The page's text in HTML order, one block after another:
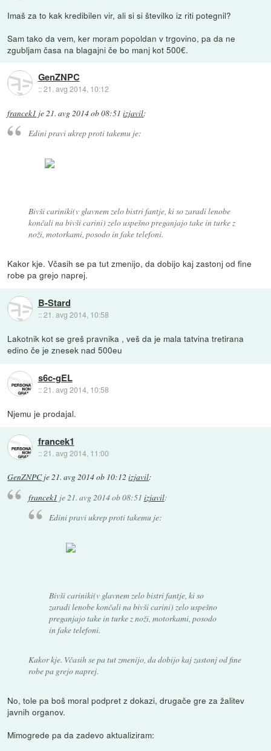
Imaš za to kak kredibilen vir, ali si si številko iz riti potegnil?
Sam tako da vem, ker moram popoldan v trgovino, pa da ne
zgubljam časa na blagajni če bo manj kot 500€.
GenZNPC
::21. avg 2014, 10:12
francek1 je21. avg 2014 ob 08:51 izjavil:
Edini pravi ukrep proti takemu je:
Bivši cariniki(v glavnem zelo bistri fantje, ki so zaradi lenobe
končali na bivši carini) zelo uspešno preganjajo take in turke z
noži, motorkami, posodo in fake telefoni.
Kakor kje. Včasih se pa tut zmenijo, da dobijo kaj zastonj od fine
robe pa grejo naprej.
B-Stard
::21. avg 2014, 10:58
Lakotnik kot se greš pravnika , veš da je mala tatvina tretirana
edino če je znesek nad 500eu
s6c-gEL
::21. avg 2014, 10:58
Njemu je prodajal.
francek1
::21. avg 2014, 11:00
GenZNPCje21. avg 2014 ob 10:12 izjavil:
francek1 je21. avg 2014 ob 08:51 izjavil:
Edini pravi ukrep proti takemu je:
Bivši cariniki(v glavnem zelo bistri fantje, ki so
zaradi lenobe končali na bivši carini) zelo uspešno
preganjajo take in turke z noži, motorkami, posodo
in fake telefoni.
Kakor kje. Včasih se pa tut zmenijo, da dobijo kaj zastonj od fine
robe pa grejo naprej.
No, tole pa boš moral podpret z dokazi, drugače gre za žalitev
javnih organov.
Mimogrede pa da zadevo aktualiziram: